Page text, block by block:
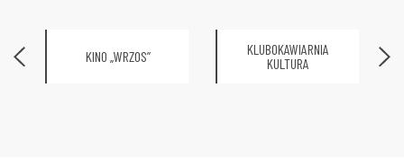
KINO „WRZOS”
KLUBOKAWIARNIA
KULTURA